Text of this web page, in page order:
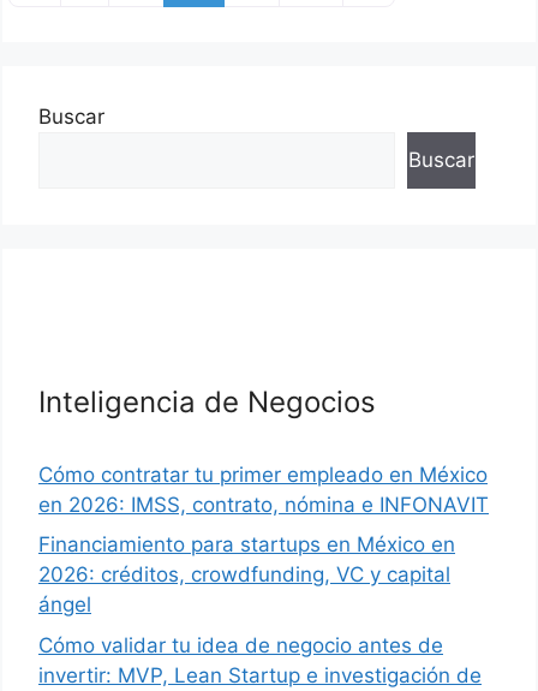
Buscar
Buscar
Inteligencia de Negocios
Cómo contratar tu primer empleado en México
en 2026: IMSS, contrato, nómina e INFONAVIT
Financiamiento para startups en México en
2026: créditos, crowdfunding, VC y capital
ángel
Cómo validar tu idea de negocio antes de
invertir: MVP, Lean Startup e investigación de